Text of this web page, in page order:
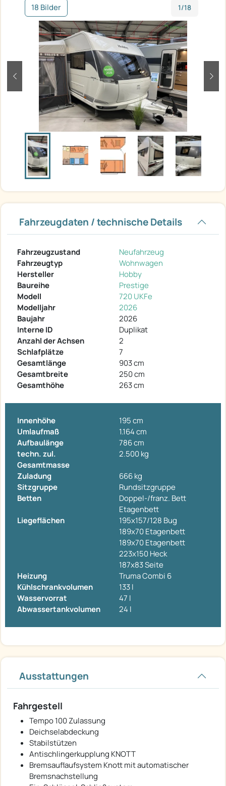
18 Bilder 1/18
zurück
Fahrzeugdaten / technische Details
Fahrzeugzustand
Neufahrzeug
Fahrzeugtyp
Wohnwagen
Hersteller
Hobby
Baureihe
Prestige
Modell
720 UKFe
Modelljahr
2026
Baujahr
2026
Interne ID
Duplikat
Anzahl der Achsen
2
Schlafplätze
7
Gesamtlänge
903 cm
Gesamtbreite
250 cm
Gesamthöhe
263 cm
Innenhöhe
195 cm
Umlaufmaß
1.164 cm
Aufbaulänge
786 cm
techn. zul.
Gesamtmasse
2.500 kg
Zuladung
666 kg
Sitzgruppe
Rundsitzgruppe
Betten
Doppel-/franz. Bett
Etagenbett
Liegeflächen
195x157/128 Bug
189x70 Etagenbett
189x70 Etagenbett
223x150 Heck
187x83 Seite
Heizung
Truma Combi 6
Kühlschrankvolumen
133 l
Wasservorrat
47 l
Abwassertankvolumen
24 l
Ausstattungen
Fahrgestell
Tempo 100 Zulassung
Deichselabdeckung
Stabilstützen
Antischlingerkupplung KNOTT
Bremsauflaufsystem Knott mit automatischer
Bremsnachstellung